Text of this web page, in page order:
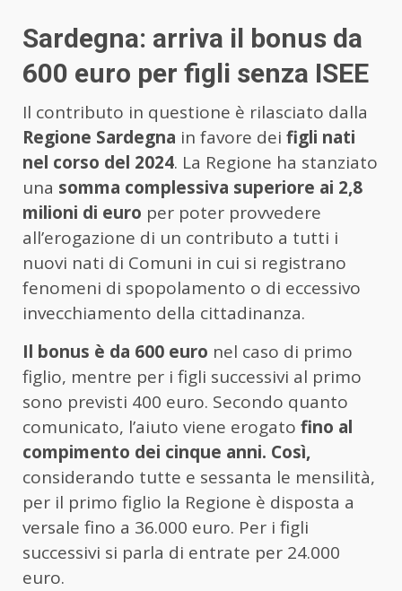
Sardegna: arriva il bonus da
600 euro per figli senza ISEE
Il contributo in questione è rilasciato dalla
Regione Sardegna in favore dei figli nati
nel corso del 2024. La Regione ha stanziato
una somma complessiva superiore ai 2,8
milioni di euro per poter provvedere
all’erogazione di un contributo a tutti i
nuovi nati di Comuni in cui si registrano
fenomeni di spopolamento o di eccessivo
invecchiamento della cittadinanza.
Il bonus è da 600 euro nel caso di primo
figlio, mentre per i figli successivi al primo
sono previsti 400 euro. Secondo quanto
comunicato, l’aiuto viene erogato fino al
compimento dei cinque anni. Così,
considerando tutte e sessanta le mensilità,
per il primo figlio la Regione è disposta a
versale fino a 36.000 euro. Per i figli
successivi si parla di entrate per 24.000
euro.